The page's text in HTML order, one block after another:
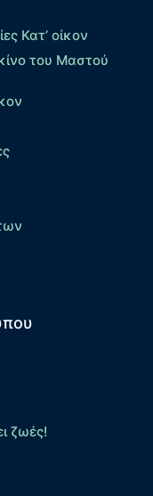
Κατ’ οίκον
του Μαστού
ζωές!